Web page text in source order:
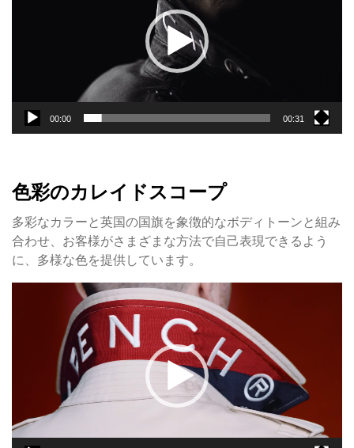
00:00 00:31
色彩のカレイドスコープ
多彩なカラーと英国の国旗を象徴的なボディトーンと組み
合わせ、お客様がさまざまな方法で自己表現できるよう
に、多様な色を提供しています。